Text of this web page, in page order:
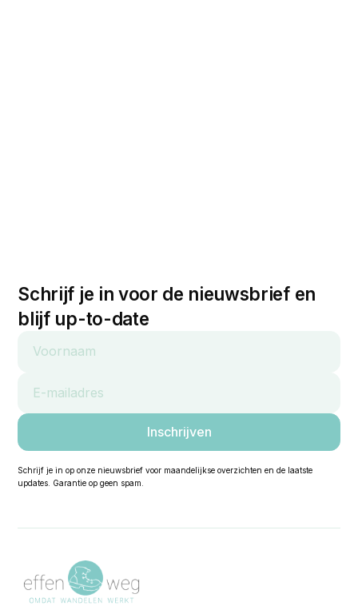
Schrijf je in voor de nieuwsbrief en
blijf up-to-date
Schrijf je in op onze nieuwsbrief voor maandelijkse overzichten en de laatste
updates. Garantie op geen spam.